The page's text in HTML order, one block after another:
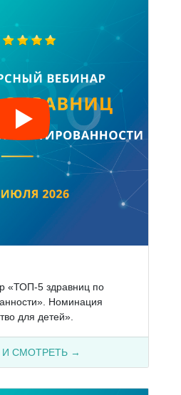
«ТОП-5 здравниц по
Номинация
для детей».
И СМОТРЕТЬ →